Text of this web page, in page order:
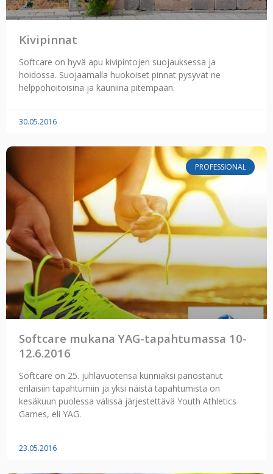
Kivipinnat
Softcare on hyvä apu kivipintojen suojauksessa ja
hoidossa. Suojaamalla huokoiset pinnat pysyvät ne
helppohoitoisina ja kauniina pitempään.
30.05.2016
PROFESSIONAL
Softcare mukana YAG-tapahtumassa 10-
12.6.2016
Softcare on 25. juhlavuotensa kunniaksi panostanut
erilaisiin tapahtumiin ja yksi näistä tapahtumista on
kesäkuun puolessa välissä järjestettävä Youth Athletics
Games, eli YAG.
23.05.2016